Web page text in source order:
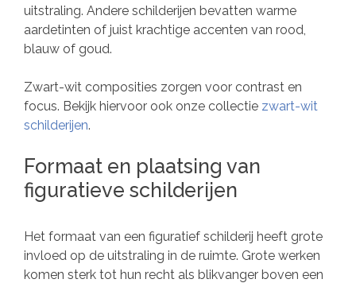
uitstraling. Andere schilderijen bevatten warme
aardetinten of juist krachtige accenten van rood,
blauw of goud.
Zwart-wit composities zorgen voor contrast en
focus. Bekijk hiervoor ook onze collectie zwart-wit
schilderijen.
Formaat en plaatsing van
figuratieve schilderijen
Het formaat van een figuratief schilderij heeft grote
invloed op de uitstraling in de ruimte. Grote werken
komen sterk tot hun recht als blikvanger boven een